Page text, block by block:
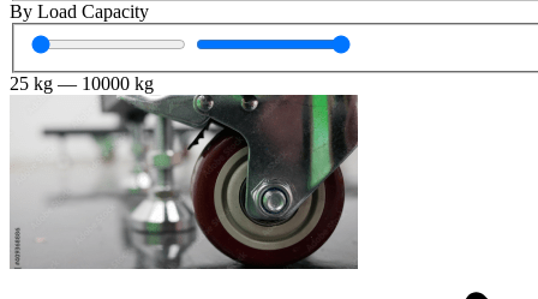
By Load Capacity
25 kg — 10000 kg